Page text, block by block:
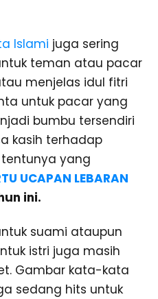
Islami juga sering
teman atau pacar
menjelas idul fitri
untuk pacar yang
bumbu tersendiri
kasih terhadap
yang
UCAPAN LEBARAN
ini.
suami ataupun
istri juga masih
Gambar kata-kata
sedang hits untuk